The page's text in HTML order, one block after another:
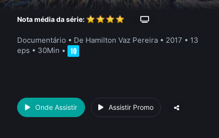
Nota média da série:
Documentário • De Hamilton Vaz Pereira • 2017 • 13
eps • 30Min •
Onde Assistir Assistir Promo